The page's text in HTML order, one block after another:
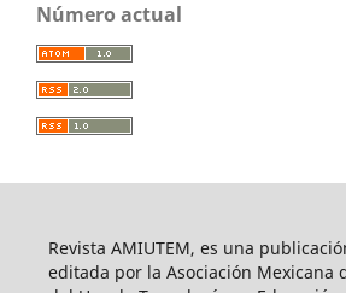
Número actual
Revista AMIUTEM, es una
editada por la Asociación Mexicana